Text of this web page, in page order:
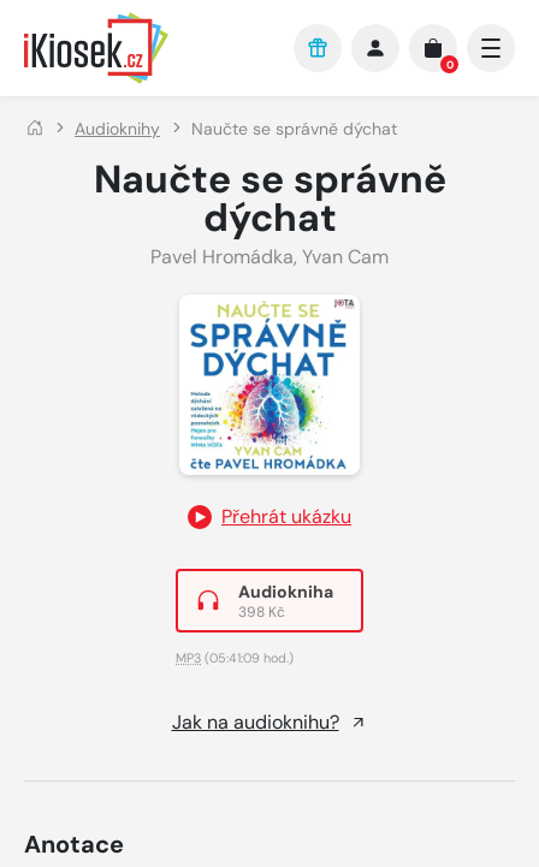
Přejít na hlavní obsah
0
Audioknihy Naučte se správně dýchat
Naučte se správně
dýchat
Pavel Hromádka, Yvan Cam
Přehrát ukázku
Audiokniha
398 Kč
MP3 (05:41:09 hod.)
Jak na audioknihu?
Anotace